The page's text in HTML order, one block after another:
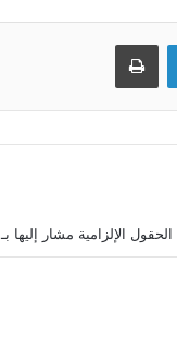
لينكدإن طباعة
الحقول الإلزامية مشار إليها بـ